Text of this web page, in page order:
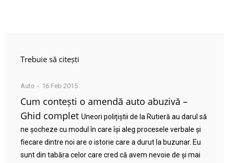
Trebuie să citești
Auto 16 Feb 2015
Cum contești o amendă auto abuzivă –
Ghid complet Uneori polițiștii de la Rutieră au darul să
ne șocheze cu modul în care își aleg procesele verbale și
fiecare dintre noi are o istorie care a durut la buzunar. Eu
sunt din tabăra celor care cred că avem nevoie de și mai